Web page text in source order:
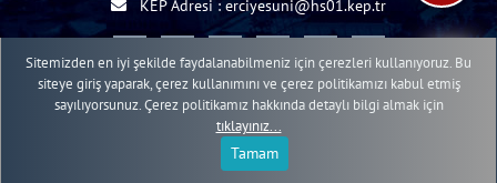
KEP Adresi : erciyesuni@hs01.kep.tr
2015 - 2026 © ERÜ Web İçerik Yönetim Sistemi
Erciyes Üniversitesi Bilgi İşlem Daire Başkanlığı Web Birimi
Sitemizden en iyi şekilde faydalanabilmeniz için çerezleri kullanıyoruz. Bu
siteye giriş yaparak, çerez kullanımını ve çerez politikamızı kabul etmiş
sayılıyorsunuz. Çerez politikamız hakkında detaylı bilgi almak için
tıklayınız...
Tamam